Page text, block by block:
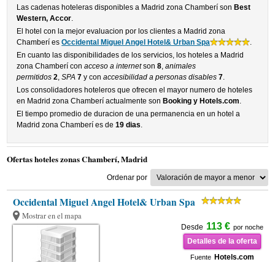
Las cadenas hoteleras disponibles a Madrid zona Chamberí son Best
Western, Accor.
El hotel con la mejor evaluacion por los clientes a Madrid zona
Chamberí esOccidental Miguel Angel Hotel& Urban Spa
.
En cuanto las disponibilidades de los servicios, los hoteles a Madrid
zona Chamberí conacceso a internetson8,animales
permitidos 2,SPA 7 y conaccesibilidad a personas disables 7.
Los consolidadores hoteleros que ofrecen el mayor numero de hoteles
en Madrid zona Chamberí actualmente son Booking y Hotels.com.
El tiempo promedio de duracion de una permanencia en un hotel a
Madrid zona Chamberí es de19 dias.
Ofertas hoteles zonas Chamberí, Madrid
Ordenar por
Occidental Miguel Angel Hotel& Urban Spa
Mostrar en el mapa
Desde 113 € por noche
Detalles de la oferta
Fuente Hotels.com